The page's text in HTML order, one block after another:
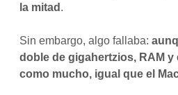
la mitad .
Sin embargo, algo fallaba:
doble de gigahertzios, RAM y
como mucho, igual que el